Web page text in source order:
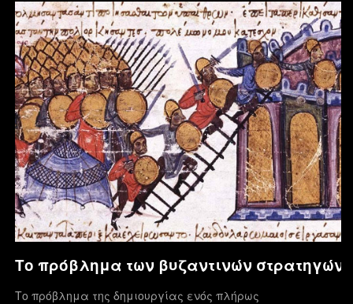
Το πρόβλημα των βυζαντινών στρατηγών
Το πρόβλημα της δημιουργίας ενός πλήρως